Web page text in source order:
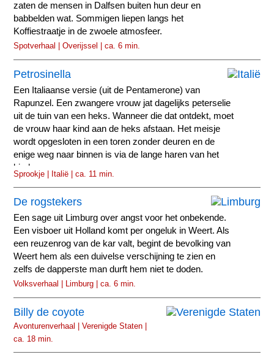
zaten de mensen in Dalfsen buiten hun deur en
babbelden wat. Sommigen liepen langs het
Koffiestraatje in de zwoele atmosfeer.
Spotverhaal | Overijssel | ca. 6 min.
Petrosinella
Een Italiaanse versie (uit de Pentamerone) van
Rapunzel. Een zwangere vrouw jat dagelijks peterselie
uit de tuin van een heks. Wanneer die dat ontdekt, moet
de vrouw haar kind aan de heks afstaan. Het meisje
wordt opgesloten in een toren zonder deuren en de
enige weg naar binnen is via de lange haren van het
kind.
Sprookje | Italië | ca. 11 min.
De rogstekers
Een sage uit Limburg over angst voor het onbekende.
Een visboer uit Holland komt per ongeluk in Weert. Als
een reuzenrog van de kar valt, begint de bevolking van
Weert hem als een duivelse verschijning te zien en
zelfs de dapperste man durft hem niet te doden.
Volksverhaal | Limburg | ca. 6 min.
Billy de coyote
Avonturenverhaal | Verenigde Staten |
ca. 18 min.